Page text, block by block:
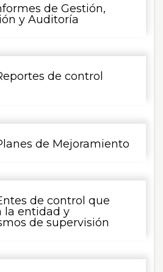
de Gestión,
y Auditoría
de control
de Mejoramiento
de control que
la entidad y
de supervisión